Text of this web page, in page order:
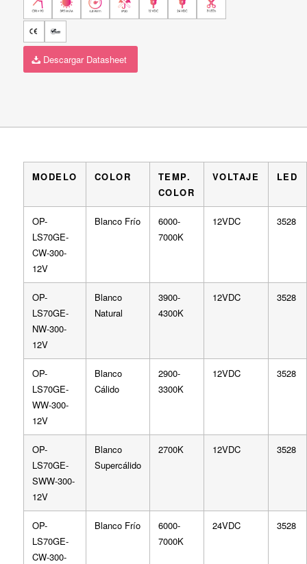
Descargar Datasheet
MODELO COLOR
TEMP.
COLOR
VOLTAJE LED
OP-
LS70GE-
CW-300-
12V
Blanco Frío
6000-
7000K
12VDC 3528
OP-
LS70GE-
NW-300-
12V
Blanco
Natural
3900-
4300K
12VDC 3528
OP-
LS70GE-
WW-300-
12V
Blanco
Cálido
2900-
3300K
12VDC 3528
OP-
LS70GE-
SWW-300-
12V
Blanco
Supercálido
2700K 12VDC 3528
OP-
LS70GE-
CW-300-
Blanco Frío
6000-
7000K
24VDC 3528